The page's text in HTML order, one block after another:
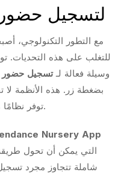
لتسجيل
مع التطور التكنولوجي،
للتغلب على هذه التحديات.
مثل Connectify، وسيلة فعالة لـتسجيل حضور
بضغطة زر. هذه الأنظمة لا
توفر نظامًا متكاملًا يضمن الدقة والكفاءة والأمان.
Nursery App
التي يمكن أن تحول
شاملة تتجاوز مجرد